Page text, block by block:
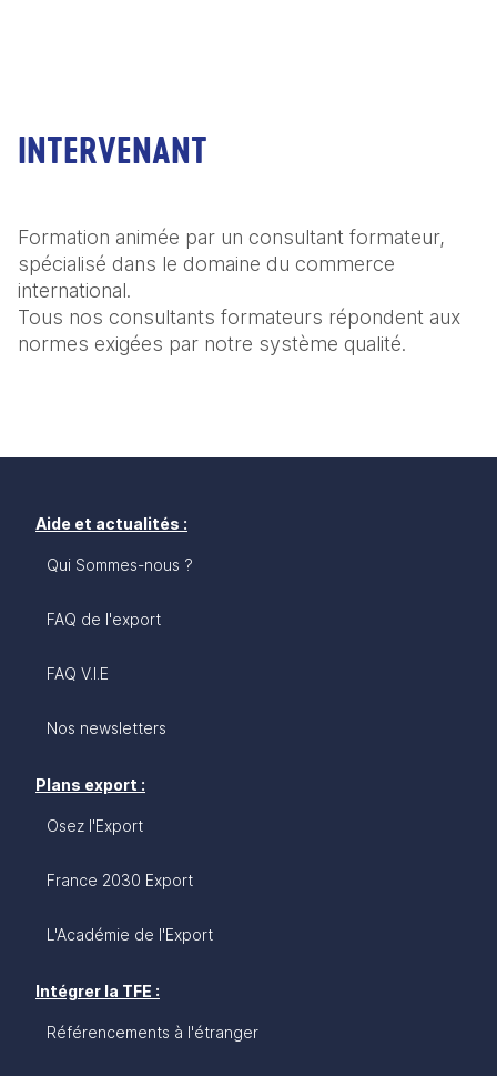
INTERVENANT
Formation animée par un consultant formateur,
spécialisé dans le domaine du commerce
international.
Tous nos consultants formateurs répondent aux
normes exigées par notre système qualité.
Aide et actualités :
Qui Sommes-nous ?
FAQ de l'export
FAQ V.I.E
Nos newsletters
Plans export :
Osez l'Export
France 2030 Export
L'Académie de l'Export
Intégrer la TFE :
Référencements à l'étranger